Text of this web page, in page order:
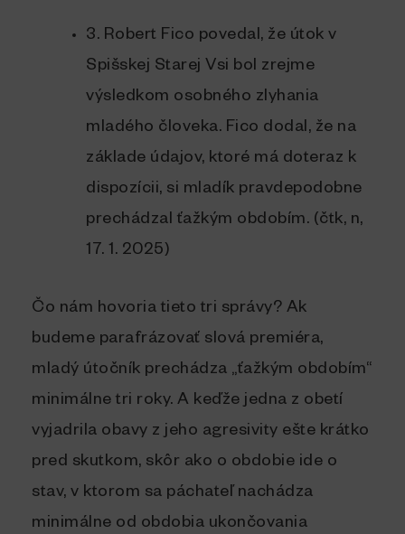
3. Robert Fico povedal, že útok v
Spišskej Starej Vsi bol zrejme
výsledkom osobného zlyhania
mladého človeka. Fico dodal, že na
základe údajov, ktoré má doteraz k
dispozícii, si mladík pravdepodobne
prechádzal ťažkým obdobím. (čtk, n,
17. 1. 2025)
Čo nám hovoria tieto tri správy? Ak
budeme parafrázovať slová premiéra,
mladý útočník prechádza „ťažkým obdobím“
minimálne tri roky. A keďže jedna z obetí
vyjadrila obavy z jeho agresivity ešte krátko
pred skutkom, skôr ako o obdobie ide o
stav, v ktorom sa páchateľ nachádza
minimálne od obdobia ukončovania